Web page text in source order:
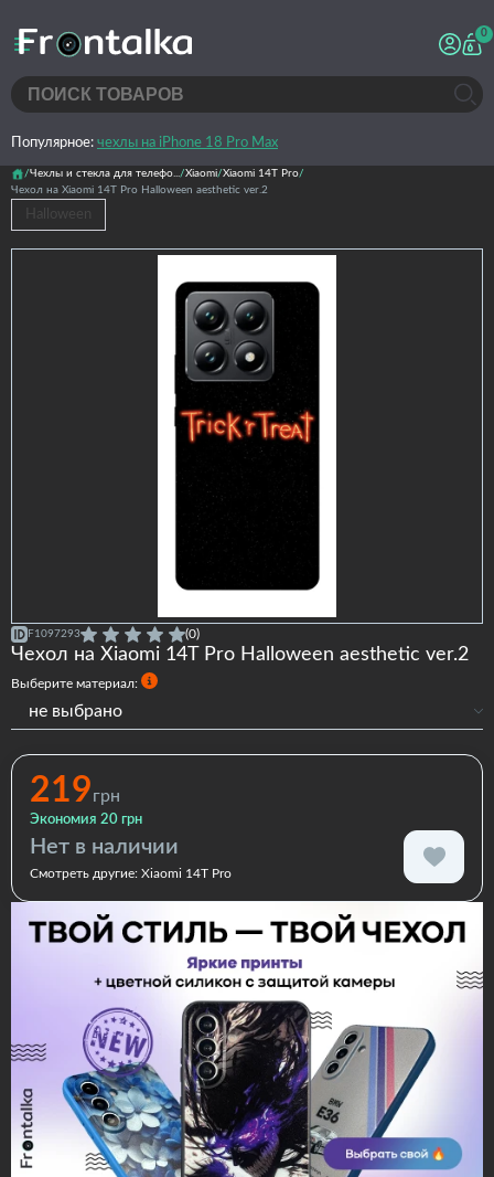
0
Популярное: чехлы на iPhone 18 Pro Max
Чехлы и стекла для телефо... Xiaomi Xiaomi 14T Pro
Чехол на Xiaomi 14T Pro Halloween aesthetic ver.2
Halloween
F1097293 (0)
Чехол на Xiaomi 14T Pro Halloween aesthetic ver.2
Выберите материал:
не выбрано
Силиконовый с бортами
219грн
Экономия 20 грн
Нет в наличии
Смотреть другие: Xiaomi 14T Pro